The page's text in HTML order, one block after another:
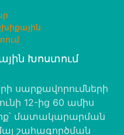
Խոստում
սարքավորումների
12-ից 60 ամիս
մատակարարման
շահագործման